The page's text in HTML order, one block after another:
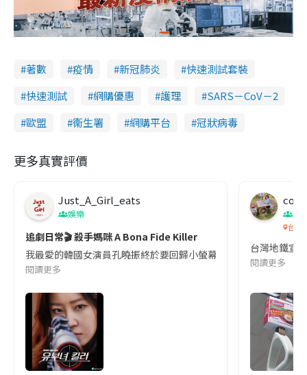
著數 疫情 新冠肺炎
快速測試套裝
快速測試
網購優惠 護理
SARS－CoV－2
歐盟
衞生署 網購平台 冠狀病毒
更多真實評價
Just_A_Girl_eats
娛樂
追劇日常🎬 殺手媽咪 A Bona Fide Killer
我最愛的韓國女演員孔曉振終於要回歸小螢幕啦!這次的劇本改編
閱讀更多
co
吹
台灣
台灣地鐵宣
閱讀更多